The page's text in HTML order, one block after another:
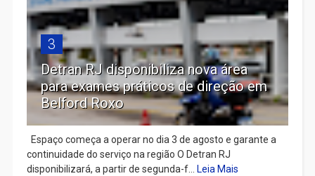
3
Detran RJ disponibiliza nova área
para exames práticos de direção em
Belford Roxo
Espaço começa a operar no dia 3 de agosto e garante a
continuidade do serviço na região O Detran RJ
disponibilizará, a partir de segunda-f... Leia Mais